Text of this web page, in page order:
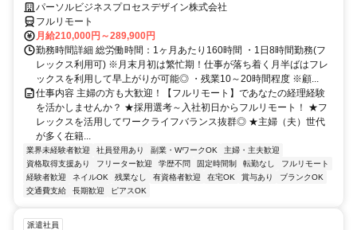
パーソルビジネスプロセスデザイン株式会社
フルリモート
月給210,000円～289,900円
勤務時間詳細 総労働時間：1ヶ月あたり160時間 ・1日8時間勤務(フ
レックス利用可) ※月末月初は繁忙期！仕事が落ち着く月半ばはフレ
ックスを利用して早上がりが可能◎ ・残業10～20時間程度 ※顧...
仕事内容 主婦の方も大歓迎！【フルリモート】であなたの経理経験
を活かしませんか？ ★採用選考～入社初日からフルリモート！ ★フ
レックスを活用してワークライフバランス抜群◎ ★主婦（夫）世代
が多く在籍...
業界未経験者歓迎 社員登用あり 副業・WワークOK
主婦・主夫歓迎
資格取得支援あり
フリーター歓迎 学歴不問 固定時間制 転勤なし
フルリモート
経験者歓迎
ネイルOK 残業なし 有資格者歓迎 在宅OK 賞与あり
ブランクOK
交通費支給
長期歓迎 ピアスOK
派遣社員